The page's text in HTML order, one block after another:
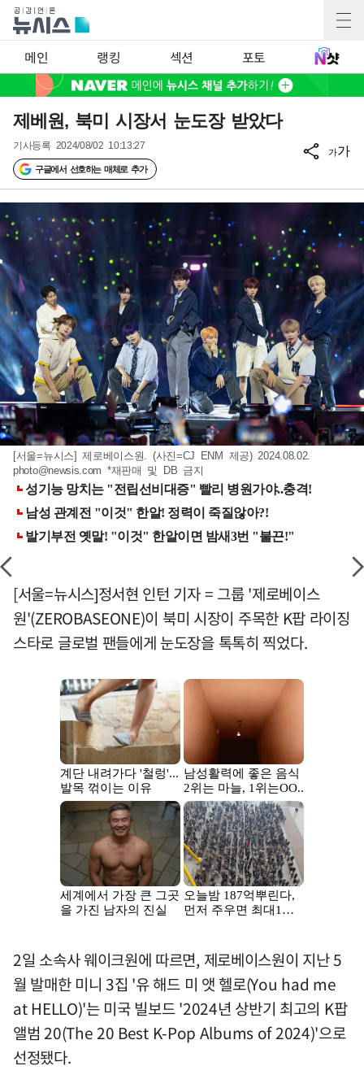
메인 랭킹 섹션 포토
제베원, 북미 시장서 눈도장 받았다
기사등록 2024/08/02 10:13:27
구글에서 선호하는 매체로 추가
가가
[서울=뉴시스] 제로베이스원. (사진=CJ ENM 제공) 2024.08.02.
photo@newsis.com *재판매 및 DB 금지
[서울=뉴시스]정서현 인턴 기자 = 그룹 '제로베이스
원'(ZEROBASEONE)이 북미 시장이 주목한 K팝 라이징
스타로 글로벌 팬들에게 눈도장을 톡톡히 찍었다.
2일 소속사 웨이크원에 따르면, 제로베이스원이 지난 5
월 발매한 미니 3집 '유 해드 미 앳 헬로(You had me
at HELLO)'는 미국 빌보드 '2024년 상반기 최고의 K팝
앨범 20(The 20 Best K-Pop Albums of 2024)'으로
선정됐다.